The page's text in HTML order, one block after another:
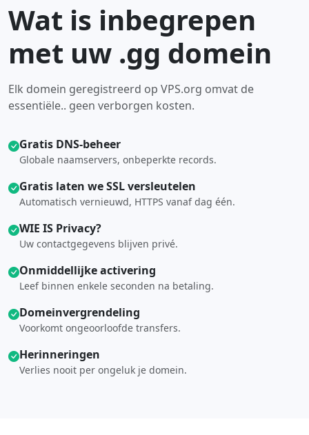
Wat is inbegrepen
met uw .gg domein
Elk domein geregistreerd op VPS.org omvat de
essentiële.. geen verborgen kosten.
Gratis DNS-beheer
Globale naamservers, onbeperkte records.
Gratis laten we SSL versleutelen
Automatisch vernieuwd, HTTPS vanaf dag één.
WIE IS Privacy?
Uw contactgegevens blijven privé.
Onmiddellijke activering
Leef binnen enkele seconden na betaling.
Domeinvergrendeling
Voorkomt ongeoorloofde transfers.
Herinneringen
Verlies nooit per ongeluk je domein.